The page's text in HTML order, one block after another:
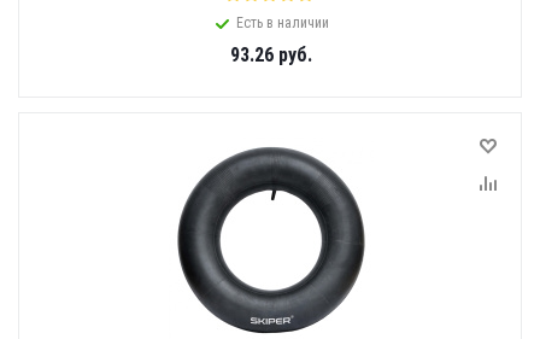
Есть в наличии
93.26руб.